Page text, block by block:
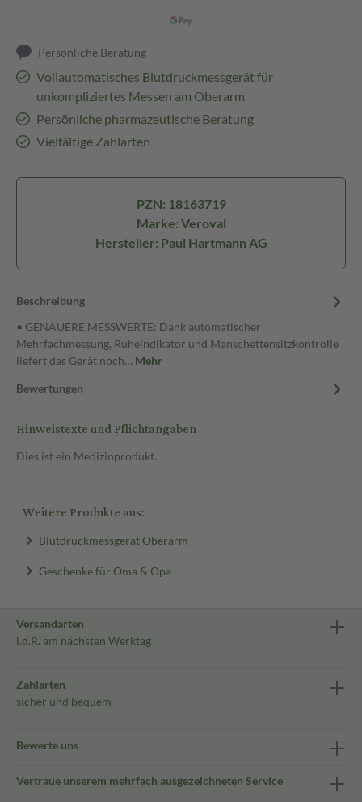
Persönliche Beratung
Vollautomatisches Blutdruckmessgerät für
unkompliziertes Messen am Oberarm
Persönliche pharmazeutische Beratung
Vielfältige Zahlarten
PZN: 18163719
Marke: Veroval
Hersteller: Paul Hartmann AG
Beschreibung
• GENAUERE MESSWERTE: Dank automatischer
Mehrfachmessung, Ruheindikator und Manschettensitzkontrolle
liefert das Gerät noch… Mehr
Bewertungen
Hinweistexte und Pflichtangaben
Dies ist ein Medizinprodukt.
Weitere Produkte aus:
Blutdruckmessgerät Oberarm
Geschenke für Oma & Opa
Versandarten
i.d.R. am nächsten Werktag
Zahlarten
sicher und bequem
Bewerte uns
Vertraue unserem mehrfach ausgezeichneten Service